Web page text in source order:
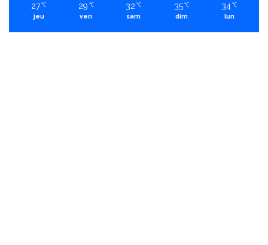
27 ℃
jeu
29 ℃
ven
32 ℃
sam
35 ℃
dim
34 ℃
lun